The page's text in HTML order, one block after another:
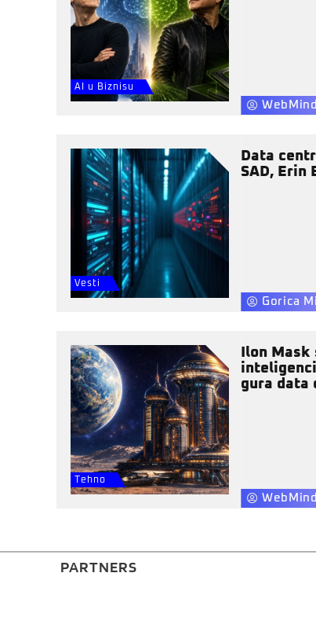
AI u Biznisu
Vesti
Data
SAD, Erin
Gorica
Tehno
Ilon
gura data
PARTNERS